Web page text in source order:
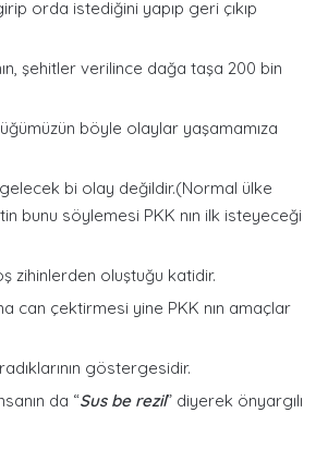
orda istediğini yapıp geri çıkıp
şehitler verilince dağa taşa 200 bin
böyle olaylar yaşamamıza
bi olay değildir.(Normal ülke
bunu söylemesi PKK nın ilk isteyeceği
zihinlerden oluştuğu katidir.
can çektirmesi yine PKK nın amaçlar
göstergesidir.
da “Sus be rezil” diyerek önyargılı